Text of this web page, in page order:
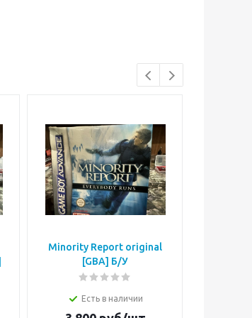
Minority Report original
[GBA] Б/У
Есть в наличии